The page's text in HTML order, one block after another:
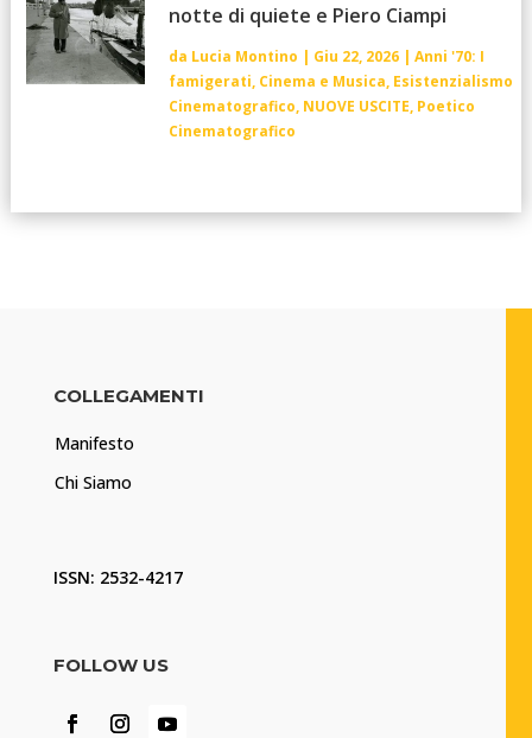
notte di quiete e Piero Ciampi
da Lucia Montino | Giu 22, 2026| Anni '70: I
famigerati, Cinema e Musica, Esistenzialismo
Cinematografico, NUOVE USCITE, Poetico
Cinematografico
COLLEGAMENTI
Manifesto
Chi Siamo
ISSN: 2532-4217
FOLLOW US